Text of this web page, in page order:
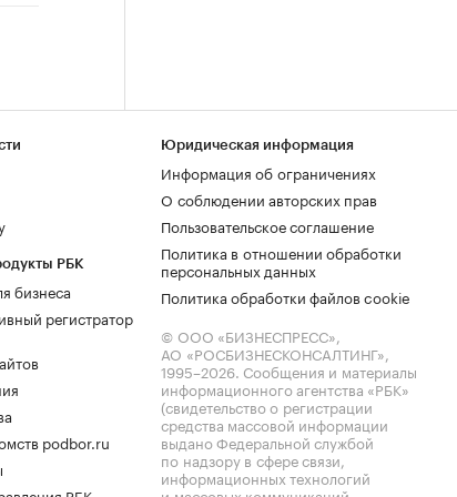
РБК
бизнеса
регистратор
podbor.ru
Юридическая информация
Информация об ограничениях
О соблюдении авторских прав
Пользовательское соглашение
Политика в отношении обработки
персональных данных
Политика обработки файлов cookie
© ООО «БИЗНЕСПРЕСС»,
АО «РОСБИЗНЕСКОНСАЛТИНГ»,
1995–2026. Сообщения и материалы
информационного агентства «РБК»
(свидетельство о регистрации
средства массовой информации
выдано Федеральной службой
по надзору в сфере связи,
информационных технологий